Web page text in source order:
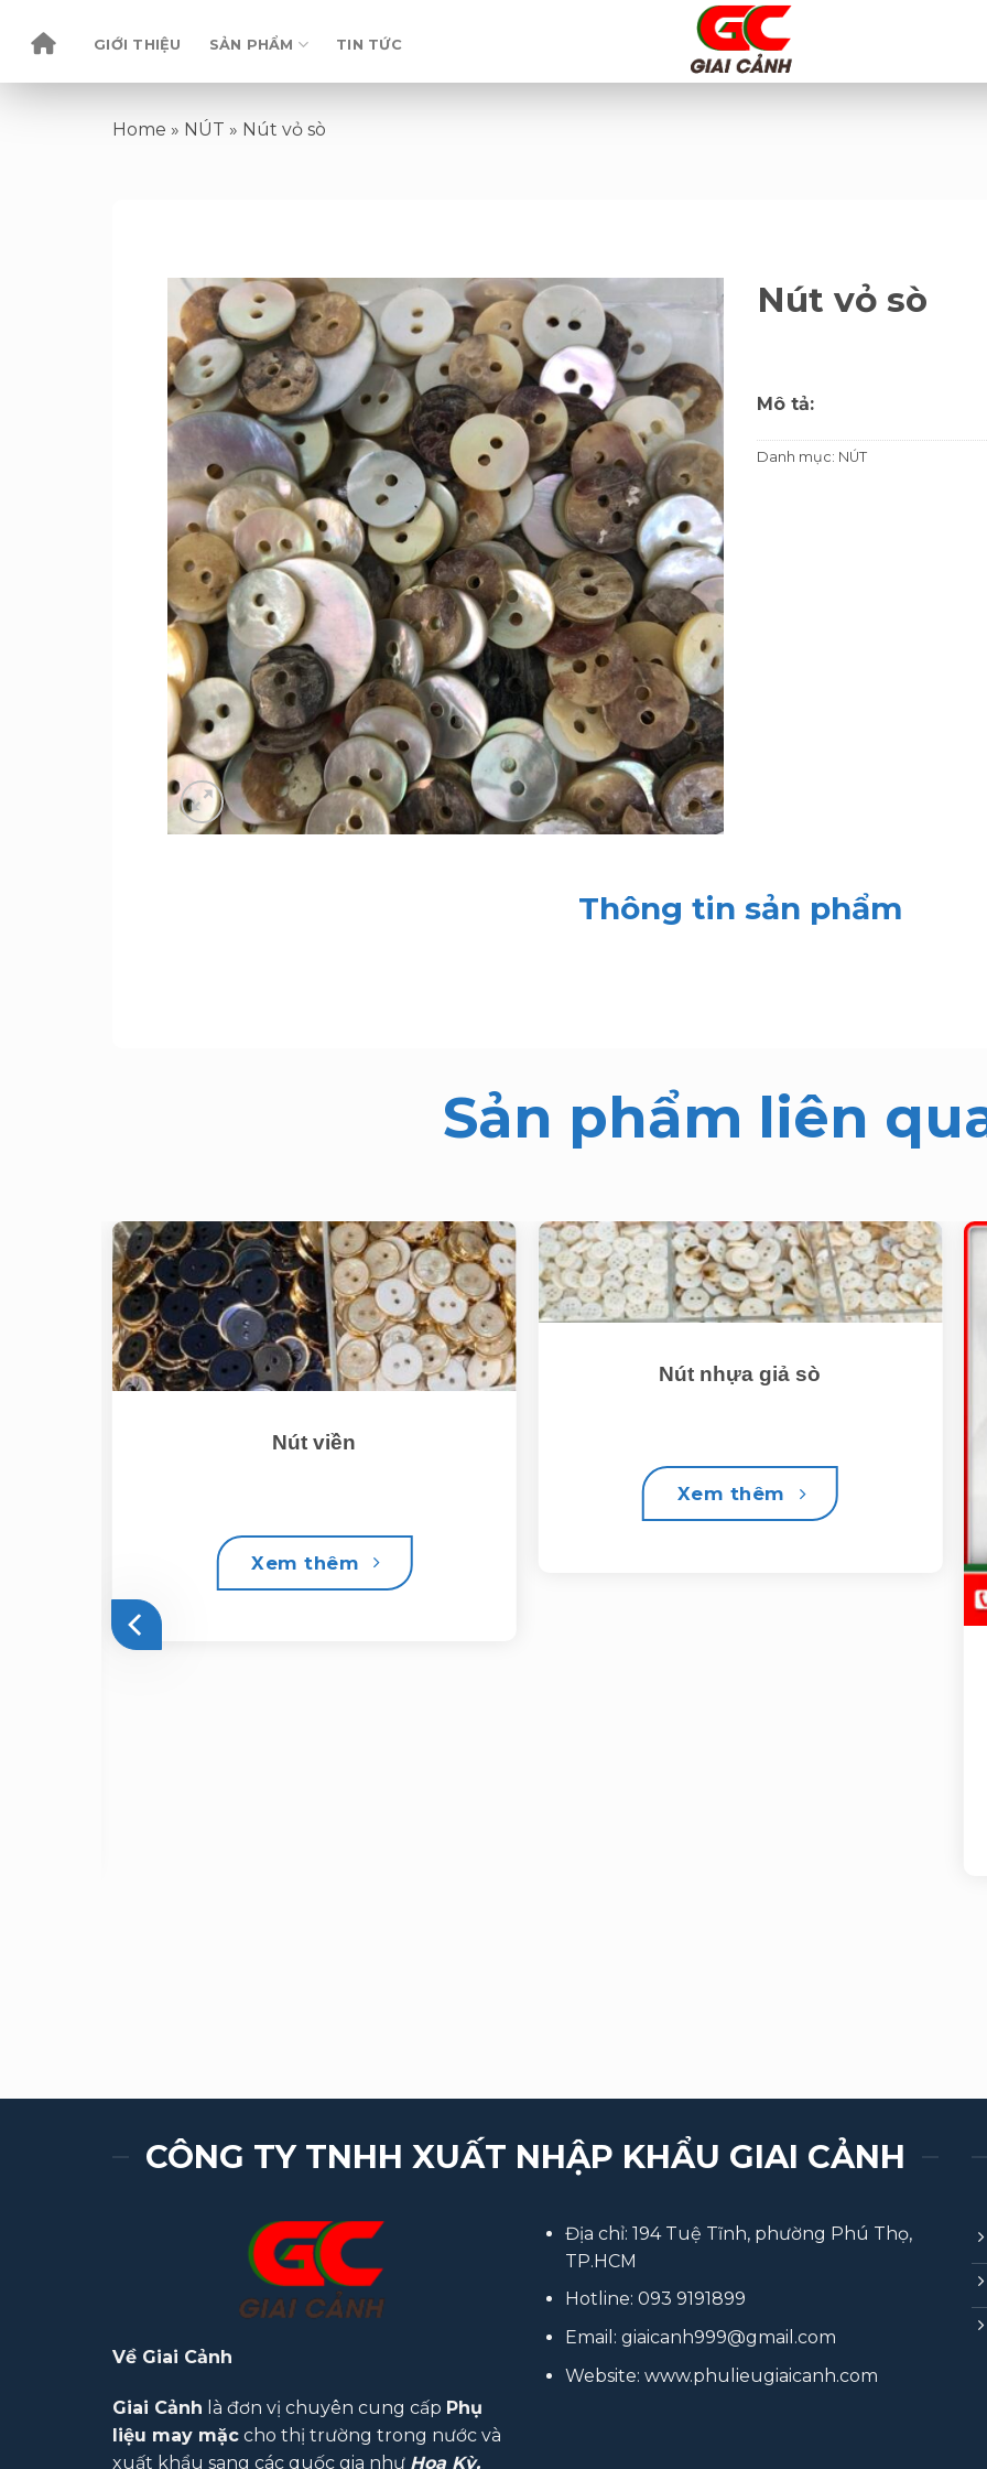
GIỚI THIỆU SẢN PHẨM TIN TỨC
Home » NÚT » Nút vỏ sò
Nút vỏ sò
Mô tả:
Danh mục: NÚT
Thông tin sản phẩm
Sản phẩm liên
Nút viền
Xem thêm
Nút nhựa giả sò
Xem thêm
CÔNG TY TNHH XUẤT NHẬP KHẨU GIAI CẢNH
Về Giai Cảnh
Giai Cảnh là đơn vị chuyên cung cấp Phụ
liệu may mặc cho thị trường trong nước và
xuất khẩu sang các quốc gia như Hoa Kỳ,
Địa chỉ: 194 Tuệ Tĩnh, phường Phú Thọ,
TP.HCM
Hotline: 093 9191899
Email: giaicanh999@gmail.com
Website: www.phulieugiaicanh.com